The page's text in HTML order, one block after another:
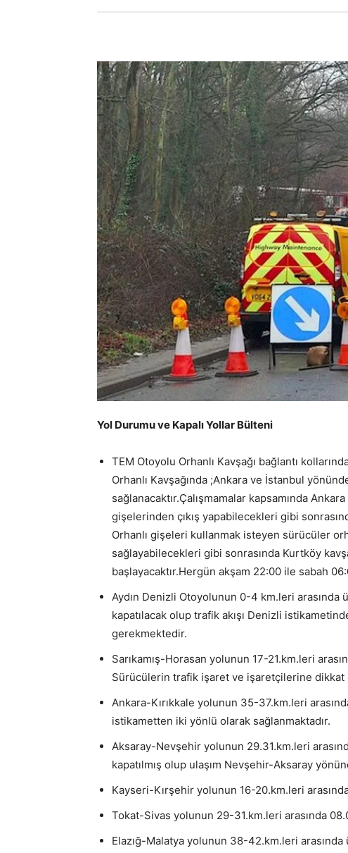
Yol Durumu ve Kapalı Yollar Bülteni
TEM Otoyolu Orhanlı Kavşağı bağlantı
Orhanlı Kavşağında ;Ankara ve İstanbul
sağlanacaktır.Çalışmamalar kapsamında
gişelerinden çıkış yapabilecekleri gibi
Orhanlı gişeleri kullanmak isteyen sürücüler
sağlayabilecekleri gibi sonrasında Kurtköy
başlayacaktır.Hergün akşam 22:00 ile sabah
Aydın Denizli Otoyolunun 0-4 km.leri
kapatılacak olup trafik akışı Denizli
gerekmektedir.
Sarıkamış-Horasan yolunun 17-21.km.leri
Sürücülerin trafik işaret ve işaretçilerine
Ankara-Kırıkkale yolunun 35-37.km.leri
istikametten iki yönlü olarak sağlanmaktadır.
Aksaray-Nevşehir yolunun 29.31.km.leri
kapatılmış olup ulaşım Nevşehir-Aksaray
Kayseri-Kırşehir yolunun 16-20.km.leri
Tokat-Sivas yolunun 29-31.km.leri arasında
Elazığ-Malatya yolunun 38-42.km.leri arasında